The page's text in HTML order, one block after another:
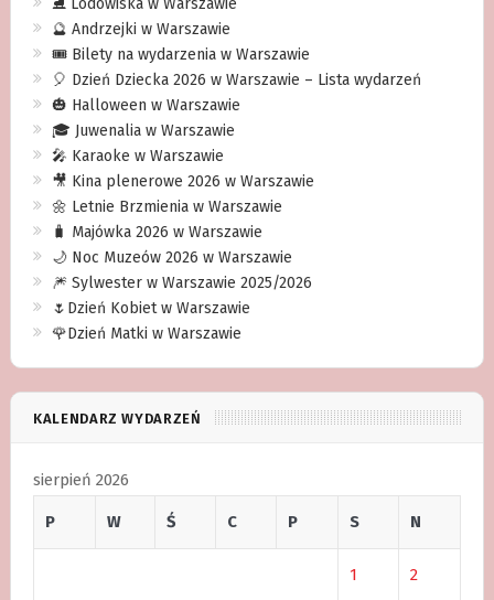
🔮 Andrzejki w Warszawie
🎟️ Bilety na wydarzenia w Warszawie
🎈 Dzień Dziecka 2026 w Warszawie – Lista wydarzeń
🎃 Halloween w Warszawie
🎓 Juwenalia w Warszawie
🎤 Karaoke w Warszawie
🎥 Kina plenerowe 2026 w Warszawie
🌼 Letnie Brzmienia w Warszawie
🧳 Majówka 2026 w Warszawie
🌙 Noc Muzeów 2026 w Warszawie
🎆 Sylwester w Warszawie 2025/2026
🌷Dzień Kobiet w Warszawie
🌹Dzień Matki w Warszawie
KALENDARZ WYDARZEŃ
sierpień 2026
P W Ś C P S N
1 2